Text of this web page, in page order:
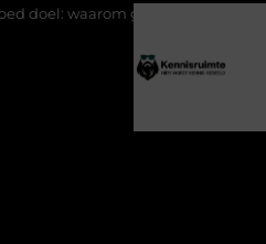
belangrijk is en hoe het werkt